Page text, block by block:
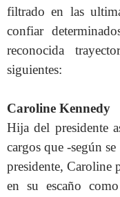
filtrado en las
confiar
reconocida
siguientes:
Caroline Kennedy
Hija del presidente
cargos que -según
presidente, Caroline
en su escaño